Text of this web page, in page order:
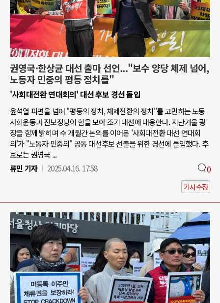
권영국·한상균 대선 출마 선언..."보수 양당 체제 넘어,
노동자 민중의 평등 정치를"
'사회대전환 연대회의' 대선 후보 경선 돌입
윤석열 파면을 넘어 "평등의 정치, 체제전환의 정치"를 고민하는 노동
사회운동과 진보정당이 힘을 모아 조기 대선에 대응한다. 지난겨울 광
장을 함께 밝히며 수 개월간 논의를 이어온 '사회대전환 대선 연대회
의'가 "노동자 민중의" 공동 대선후보 선출을 위한 경선에 돌입했다. 후
보로는 권영국 ...
류민 기자
2025.04.16. 17:58 0
기사수정